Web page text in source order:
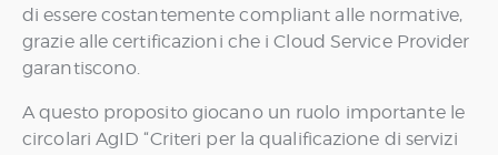
di essere costantemente compliant alle normative,
grazie alle certificazioni che i Cloud Service Provider
garantiscono.
A questo proposito giocano un ruolo importante le
circolari AgID “Criteri per la qualificazione di servizi